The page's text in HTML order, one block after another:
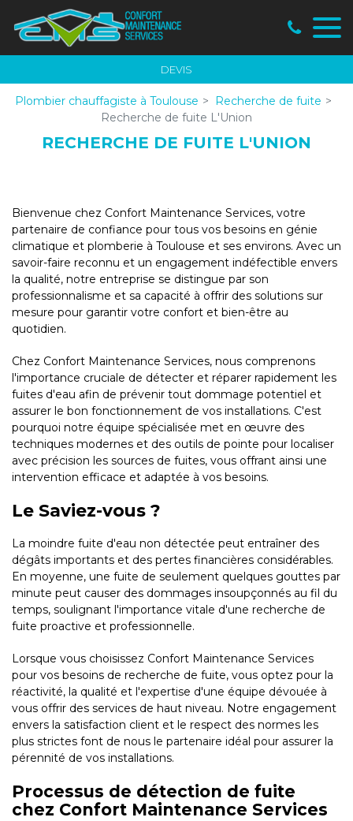
DEVIS
Plombier chauffagiste à Toulouse
Recherche de fuite
Recherche de fuite L'Union
RECHERCHE DE FUITE L'UNION
Bienvenue chez Confort Maintenance Services, votre
partenaire de confiance pour tous vos besoins en génie
climatique et plomberie à Toulouse et ses environs. Avec un
savoir-faire reconnu et un engagement indéfectible envers
la qualité, notre entreprise se distingue par son
professionnalisme et sa capacité à offrir des solutions sur
mesure pour garantir votre confort et bien-être au
quotidien.
Chez Confort Maintenance Services, nous comprenons
l'importance cruciale de détecter et réparer rapidement les
fuites d'eau afin de prévenir tout dommage potentiel et
assurer le bon fonctionnement de vos installations. C'est
pourquoi notre équipe spécialisée met en œuvre des
techniques modernes et des outils de pointe pour localiser
avec précision les sources de fuites, vous offrant ainsi une
intervention efficace et adaptée à vos besoins.
Le Saviez-vous ?
La moindre fuite d'eau non détectée peut entraîner des
dégâts importants et des pertes financières considérables.
En moyenne, une fuite de seulement quelques gouttes par
minute peut causer des dommages insoupçonnés au fil du
temps, soulignant l'importance vitale d'une recherche de
fuite proactive et professionnelle.
Lorsque vous choisissez Confort Maintenance Services
pour vos besoins de recherche de fuite, vous optez pour la
réactivité, la qualité et l'expertise d'une équipe dévouée à
vous offrir des services de haut niveau. Notre engagement
envers la satisfaction client et le respect des normes les
plus strictes font de nous le partenaire idéal pour assurer la
pérennité de vos installations.
Processus de détection de fuite
chez Confort Maintenance Services
Panneau de gestion des cookies